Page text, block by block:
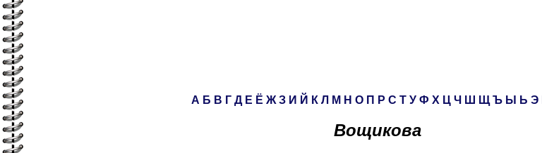
А Б В Г Д Е Ё Ж З И Й К Л М Н О П Р С Т У Ф Х Ц Ч Ш Щ Ъ Ы Ь Э
Вощикова